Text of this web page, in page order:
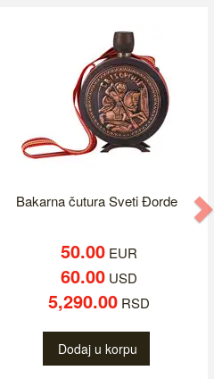
Bakarna čutura Sveti Đorde
50.00EUR
60.00USD
5,290.00RSD
Dodaj u korpu